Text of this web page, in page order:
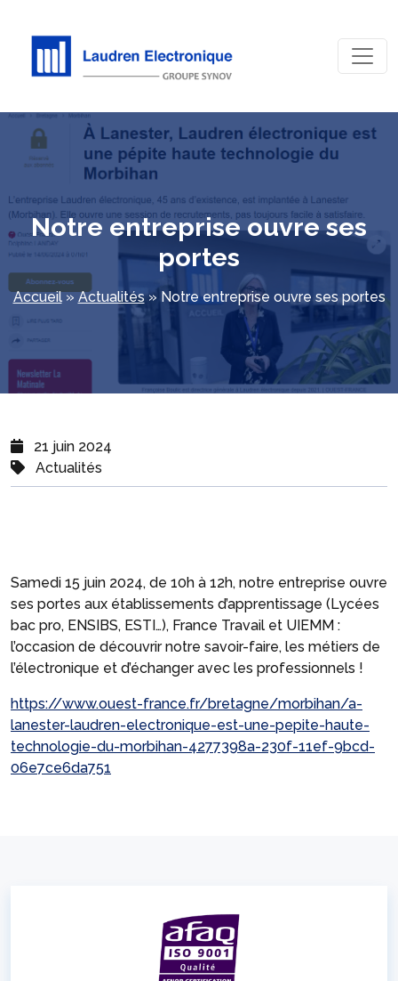
Notre entreprise ouvre ses
portes
Accueil»Actualités» Notre entreprise ouvre ses portes
21 juin 2024
Actualités
Samedi 15 juin 2024, de 10h à 12h, notre entreprise ouvre
ses portes aux établissements d’apprentissage (Lycées
bac pro, ENSIBS, ESTI…), France Travail et UIEMM :
l’occasion de découvrir notre savoir-faire, les métiers de
l’électronique et d’échanger avec les professionnels !
https://www.ouest-france.fr/bretagne/morbihan/a-
lanester-laudren-electronique-est-une-pepite-haute-
technologie-du-morbihan-4277398a-230f-11ef-9bcd-
06e7ce6da751